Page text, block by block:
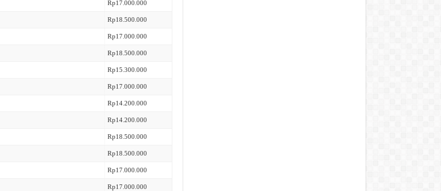
Rp17.000.000
Rp18.500.000
Rp17.000.000
Rp18.500.000
Rp15.300.000
Rp17.000.000
Rp14.200.000
Rp14.200.000
Rp18.500.000
Rp18.500.000
Rp17.000.000
Rp17.000.000